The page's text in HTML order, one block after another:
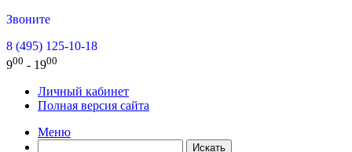
Звоните
8 (495) 125-10-18
900 - 1900
Личный кабинет
Полная версия сайта
Меню